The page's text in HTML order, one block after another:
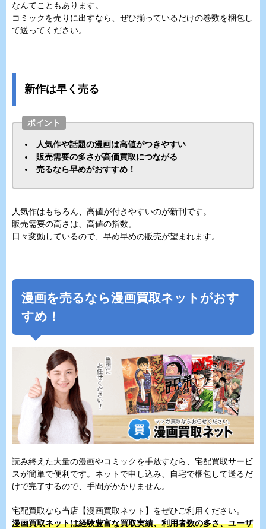
なんてこともあります。
コミックを売りに出すなら、ぜひ揃っているだけの巻数を梱包し
て送ってください。
新作は早く売る
ポイント
人気作や話題の漫画は高値がつきやすい
販売需要の多さが高価買取につながる
売るなら早めがおすすめ！
人気作はもちろん、高値が付きやすいのが新刊です。
販売需要の高さは、高値の指数。
日々変動しているので、早め早めの販売が望まれます。
漫画を売るなら漫画買取ネットがおす
すめ！
読み終えた大量の漫画やコミックを手放すなら、宅配買取サービ
スが簡単で便利です。ネットで申し込み、自宅で梱包して送るだ
けで完了するので、手間がかかりません。
宅配買取なら当店【漫画買取ネット】をぜひご利用ください。
漫画買取ネットは経験豊富な買取実績、利用者数の多さ、ユーザ